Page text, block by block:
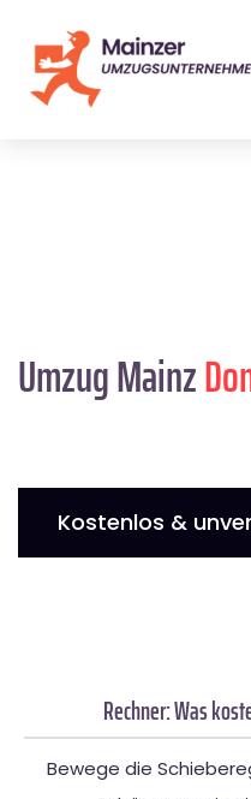
Umzug Mainz
Kostenlos &
Rechner: Was
Bewege die